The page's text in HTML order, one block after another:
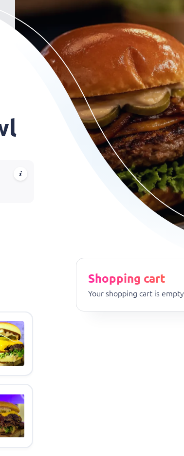
Shopping cart
Your shopping cart is empty